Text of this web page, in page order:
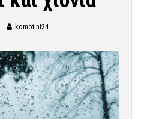
komotini24